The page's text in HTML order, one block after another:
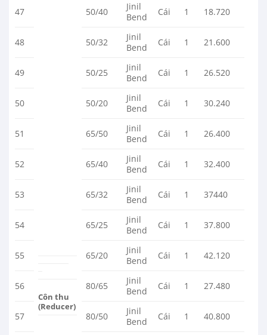
Côn thu
(Reducer)
47 50/40
Jinil
Bend
Cái 1 18.720
48 50/32
Jinil
Bend
Cái 1 21.600
49 50/25
Jinil
Bend
Cái 1 26.520
50 50/20
Jinil
Bend
Cái 1 30.240
51 65/50
Jinil
Bend
Cái 1 26.400
52 65/40
Jinil
Bend
Cái 1 32.400
53 65/32
Jinil
Bend
Cái 1 37440
54 65/25
Jinil
Bend
Cái 1 37.800
55 65/20
Jinil
Bend
Cái 1 42.120
56 80/65
Jinil
Bend
Cái 1 27.480
57 80/50
Jinil
Bend
Cái 1 40.800